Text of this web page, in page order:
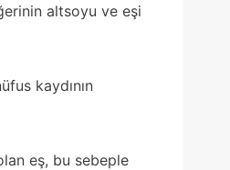
altsoyu ve eşi
kaydının
eş, bu sebeple